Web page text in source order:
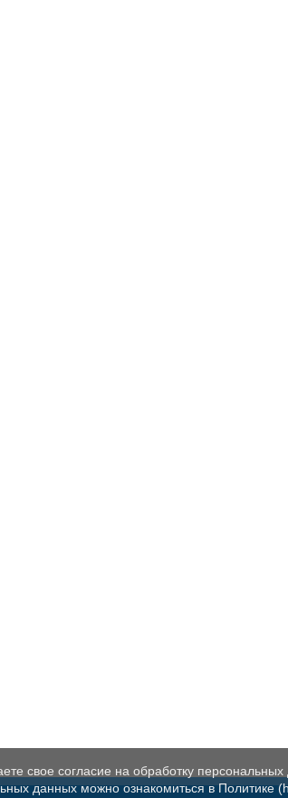
свое согласие на обработку
данных можно ознакомиться в Политике